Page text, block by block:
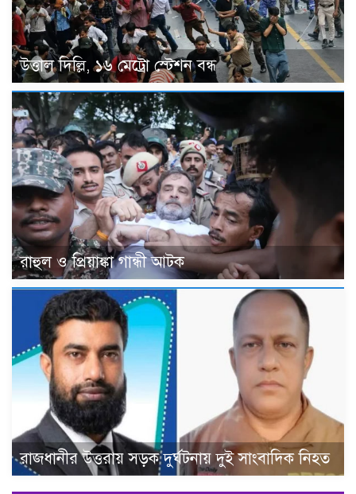
উত্তাল দিল্লি, ১৬ মেট্রো স্টেশন বন্ধ
রাহুল ও প্রিয়াঙ্কা গান্ধী আটক
রাজধানীর উত্তরায় সড়ক দুর্ঘটনায় দুই সাংবাদিক নিহত